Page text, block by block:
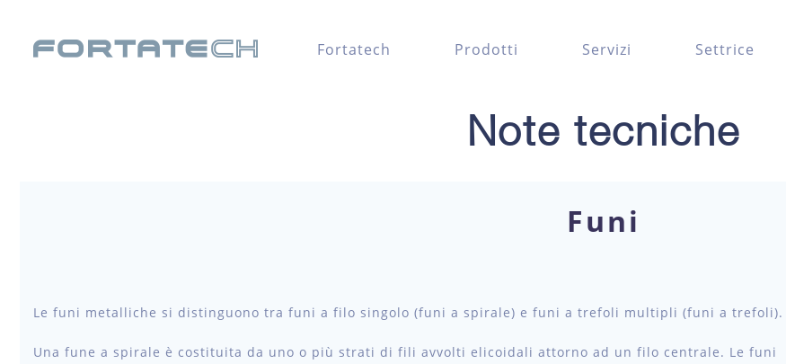
Fortatech Prodotti Servizi Settrice
Note tecniche
Funi
Le funi metalliche si distinguono tra funi a filo singolo (funi a spirale) e funi a trefoli multipli (funi a trefoli).
Una fune a spirale è costituita da uno o più strati di fili avvolti elicoidali attorno ad un filo centrale. Le funi